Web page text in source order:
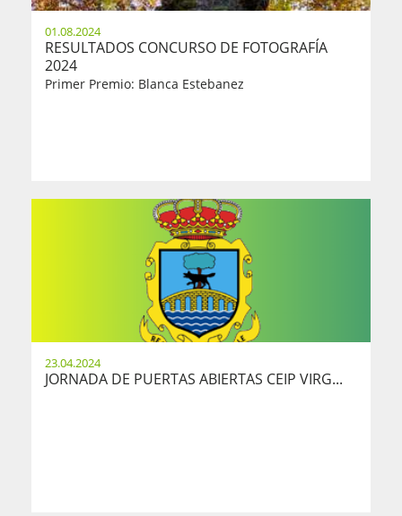
01.08.2024
RESULTADOS CONCURSO DE FOTOGRAFÍA
2024
Primer Premio: Blanca Estebanez
23.04.2024
JORNADA DE PUERTAS ABIERTAS CEIP VIRG...